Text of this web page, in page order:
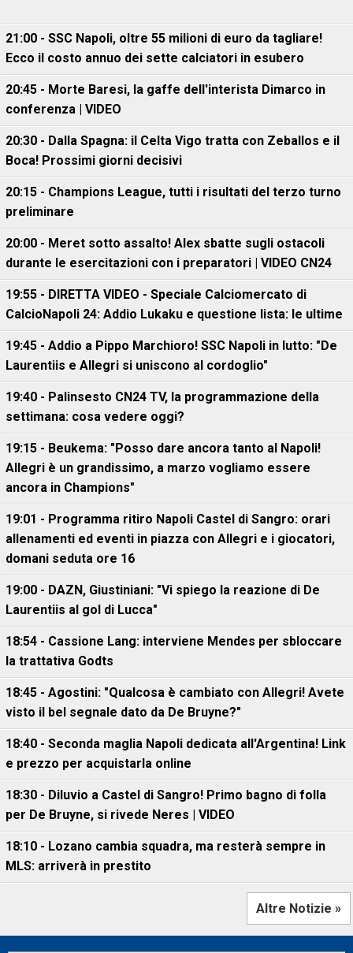
21:00 - SSC Napoli, oltre 55 milioni di euro da tagliare!
Ecco il costo annuo dei sette calciatori in esubero
20:45 - Morte Baresi, la gaffe dell'interista Dimarco in
conferenza | VIDEO
20:30 - Dalla Spagna: il Celta Vigo tratta con Zeballos e il
Boca! Prossimi giorni decisivi
20:15 - Champions League, tutti i risultati del terzo turno
preliminare
20:00 - Meret sotto assalto! Alex sbatte sugli ostacoli
durante le esercitazioni con i preparatori | VIDEO CN24
19:55 - DIRETTA VIDEO - Speciale Calciomercato di
CalcioNapoli 24: Addio Lukaku e questione lista: le ultime
19:45 - Addio a Pippo Marchioro! SSC Napoli in lutto: "De
Laurentiis e Allegri si uniscono al cordoglio"
19:40 - Palinsesto CN24 TV, la programmazione della
settimana: cosa vedere oggi?
19:15 - Beukema: "Posso dare ancora tanto al Napoli!
Allegri è un grandissimo, a marzo vogliamo essere
ancora in Champions"
19:01 - Programma ritiro Napoli Castel di Sangro: orari
allenamenti ed eventi in piazza con Allegri e i giocatori,
domani seduta ore 16
19:00 - DAZN, Giustiniani: "Vi spiego la reazione di De
Laurentiis al gol di Lucca"
18:54 - Cassione Lang: interviene Mendes per sbloccare
la trattativa Godts
18:45 - Agostini: "Qualcosa è cambiato con Allegri! Avete
visto il bel segnale dato da De Bruyne?"
18:40 - Seconda maglia Napoli dedicata all'Argentina! Link
e prezzo per acquistarla online
18:30 - Diluvio a Castel di Sangro! Primo bagno di folla
per De Bruyne, si rivede Neres | VIDEO
18:10 - Lozano cambia squadra, ma resterà sempre in
MLS: arriverà in prestito
Altre Notizie »